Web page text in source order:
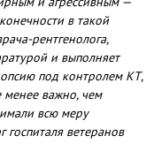
в такой
рентгенолога,
и выполняет
под контролем КТ,
важно, чем
всю меру
госпиталя ветеранов